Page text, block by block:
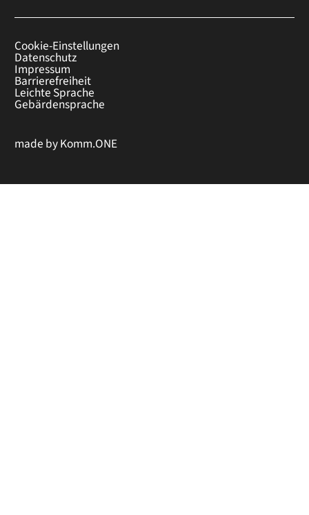
Cookie-Einstellungen
Datenschutz
Impressum
Barrierefreiheit
Leichte Sprache
Gebärdensprache
made byKomm.ONE